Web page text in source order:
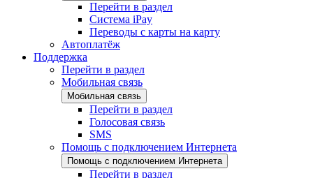
Перейти в раздел
Система iPay
Переводы с карты на карту
Автоплатёж
Поддержка
Перейти в раздел
Мобильная связь
Мобильная связь
Перейти в раздел
Голосовая связь
SMS
Помощь с подключением Интернета
Помощь с подключением Интернета
Перейти в раздел